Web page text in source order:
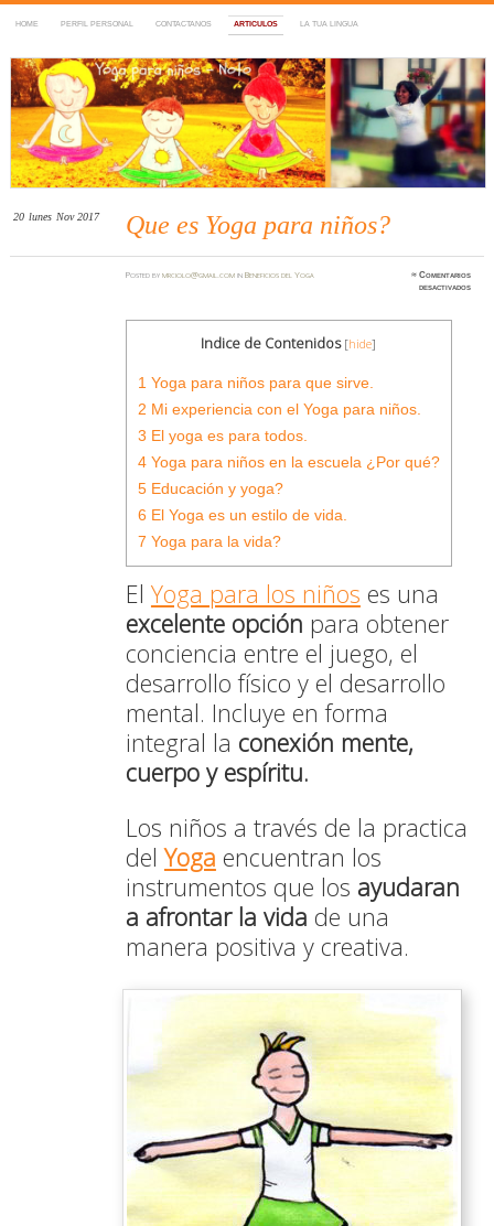
HOME PERFIL PERSONAL CONTACTANOS ARTICULOS LA TUA LINGUA
Yoga para niños en Noto
~ Nuestro Blog en español de Yoga para
niños desde la Ciudad del Barroco "Noto"
Sicilia
Que es Yoga para niños?
20 lunes Nov 2017
Postedbymrciolo@gmail.cominBeneficios del Yoga ≈Comentarios
desactivadosen
Indice de Contenidos [hide]
1 Yoga para niños para que sirve.
2 Mi experiencia con el Yoga para niños.
3 El yoga es para todos.
4Yoga para niños en la escuela ¿Por qué?
5Educación y yoga?
6 El Yoga es un estilo de vida.
7 Yoga para la vida?
El Yoga para los niños es una
excelente opción para obtener
conciencia entre el juego, el
desarrollo físico y el desarrollo
mental. Incluye en forma
integral la conexión mente,
cuerpo y espíritu.
Los niños a través de la practica
delYoga encuentran los
instrumentos que los ayudaran
a afrontar la vida de una
manera positiva y creativa.